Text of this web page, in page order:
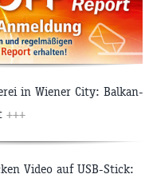
in Wiener City: Balkan-
+++
Video auf USB-Stick: